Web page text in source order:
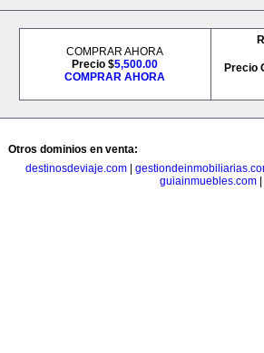
COMPRAR AHORA
Precio $5,500.00
COMPRAR AHORA
Precio
Otros dominios en venta:
destinosdeviaje.com|
guiainmuebles.com|